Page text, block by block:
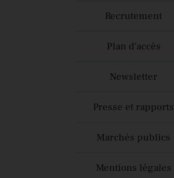
Recrutement
Plan d’accès
Newsletter
Presse et rapports
Marchés publics
Mentions légales